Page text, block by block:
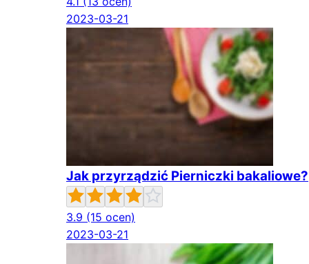
2023-03-21
Jak przyrządzić Pierniczki bakaliowe?
3.9 (15 ocen)
2023-03-21